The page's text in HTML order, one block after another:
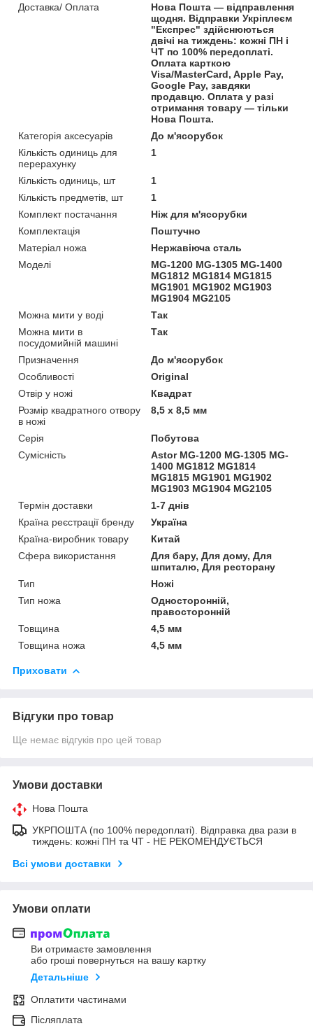
Доставка/ Оплата
Нова Пошта — відправлення
щодня. Відправки Укріплеєм
"Експрес" здійснюються
двічі на тиждень: кожні ПН і
ЧТ по 100% передоплаті.
Оплата карткою
Visa/MasterCard, Apple Pay,
Google Pay, завдяки
продавцю. Оплата у разі
отримання товару — тільки
Нова Пошта.
Категорія аксесуарів
До м'ясорубок
Кількість одиниць для
перерахунку
1
Кількість одиниць, шт
1
Кількість предметів, шт
1
Комплект постачання
Ніж для м'ясорубки
Комплектація
Поштучно
Матеріал ножа
Нержавіюча сталь
Моделі
MG-1200 MG-1305 MG-1400
MG1812 MG1814 MG1815
MG1901 MG1902 MG1903
MG1904 MG2105
Можна мити у воді
Так
Можна мити в
посудомийній машині
Так
Призначення
До м'ясорубок
Особливості
Original
Отвір у ножі
Квадрат
Розмір квадратного отвору
в ножі
8,5 x 8,5 мм
Серія
Побутова
Сумісність
Astor MG-1200 MG-1305 MG-
1400 MG1812 MG1814
MG1815 MG1901 MG1902
MG1903 MG1904 MG2105
Термін доставки
1-7 днів
Країна реєстрації бренду
Україна
Країна-виробник товару
Китай
Сфера використання
Для бару, Для дому, Для
шпиталю, Для ресторану
Тип
Ножі
Тип ножа
Односторонній,
правосторонній
Товщина
4,5 мм
Товщина ножа
4,5 мм
Приховати
Відгуки про товар
Ще немає відгуків про цей товар
Умови доставки
Нова Пошта
УКРПОШТА (по 100% передоплаті). Відправка два рази в
тиждень: кожні ПН та ЧТ - НЕ РЕКОМЕНДУЄТЬСЯ
Всі умови доставки
Умови оплати
Ви отримаєте замовлення
або гроші повернуться на вашу картку
Детальніше
Оплатити частинами
Післяплата